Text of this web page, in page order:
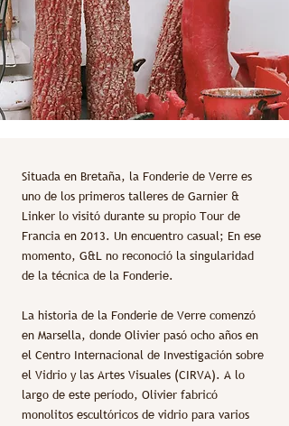
Situada en Bretaña, la Fonderie de Verre es
uno de los primeros talleres de Garnier &
Linker lo visitó durante su propio Tour de
Francia en 2013. Un encuentro casual; En ese
momento, G&L no reconoció la singularidad
de la técnica de la Fonderie.
La historia de la Fonderie de Verre comenzó
en Marsella, donde Olivier pasó ocho años en
el Centro Internacional de Investigación sobre
el Vidrio y las Artes Visuales (CIRVA). A lo
largo de este período, Olivier fabricó
monolitos escultóricos de vidrio para varios